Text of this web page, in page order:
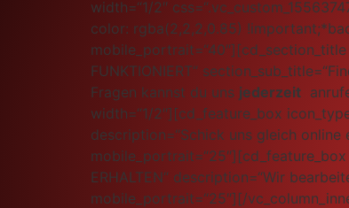
width=“1/2″
color: rgba(2,2,2,0.85)
mobile_portrait=“40″][cd_section_title
FUNKTIONIERT“
Fragen kannst du uns jederzeit
width=“1/2″][cd_feature_box
description=“Schick uns gleich online
ERHALTEN“ description=“Wir
mobile_portrait=“25″][/